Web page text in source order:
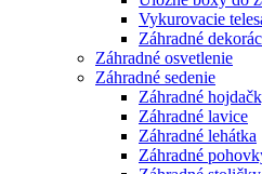
Vykurovacie
Záhradné
Záhradné osvetlenie
Záhradné sedenie
Záhradné
Záhradné lavice
Záhradné lehátka
Záhradné